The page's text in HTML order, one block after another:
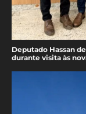
Deputado Hassan
durante visita às